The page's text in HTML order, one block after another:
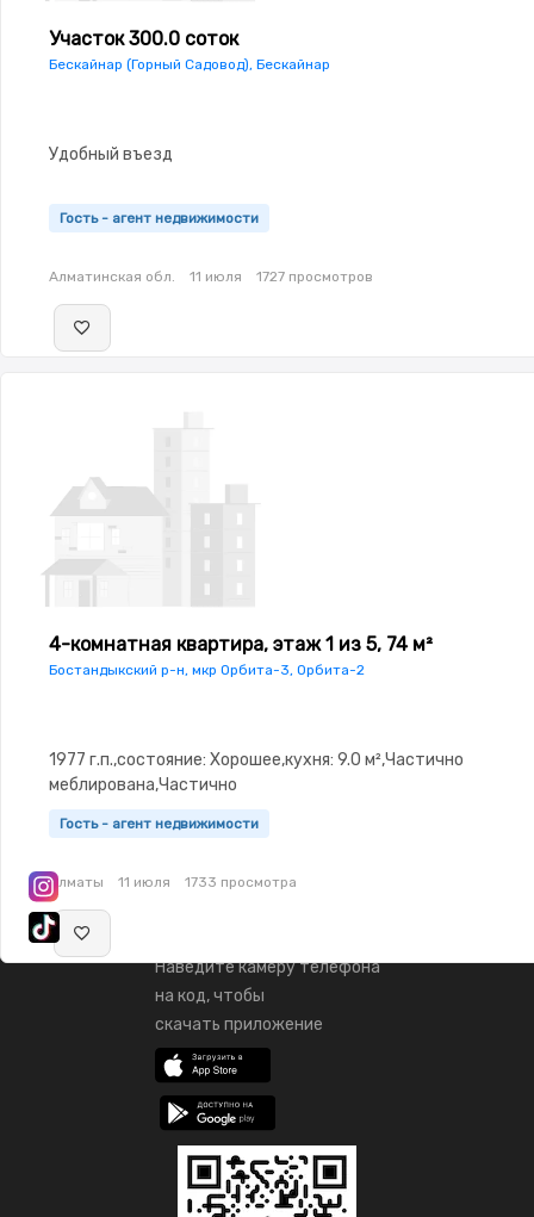
Участок 300.0 соток
Бескайнар (Горный Садовод), Бескайнар
Удобный въезд
Гость - агент недвижимости
Алматинская обл. 11 июля 1727 просмотров
4-комнатная квартира, этаж 1 из 5, 74 м²
Бостандыкский р-н, мкр Орбита-3, Орбита-2
1977 г.п.,состояние: Хорошее,кухня: 9.0 м²,Частично
меблирована,Частично
меблирована,Домофон,Видеонаблюдение,Встроенная
Гость - агент недвижимости
Алматы 11 июля 1733 просмотра
Пользовательское соглашение
Информация
Поддержка пользователей
Наведите камеру телефона
на код, чтобы
скачать приложение